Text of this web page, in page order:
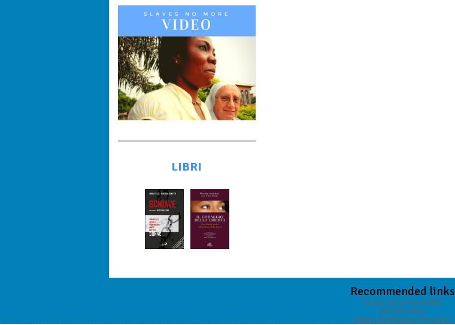
LIBRI
Recommended links
Casino Sicuri Non AAMS
Siti Non Aams
Miglior Bookmaker Non Aams